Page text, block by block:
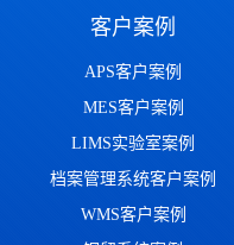
客户案例
APS客户案例
MES客户案例
LIMS实验室案例
档案管理系统客户案例
WMS客户案例